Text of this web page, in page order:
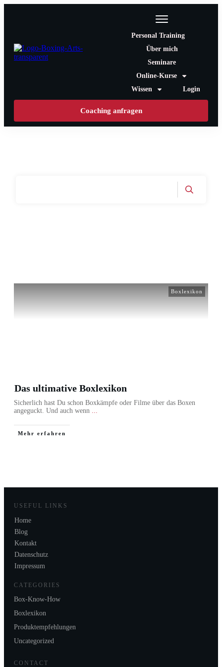
Personal Training
Über mich
Seminare
Online-Kurse
Wissen
Login
Coaching anfragen
Boxlexikon
Das ultimative Boxlexikon
Sicherlich hast Du schon Boxkämpfe oder Filme über das Boxen
angeguckt. Und auch wenn ...
Mehr erfahren
USEFUL LINKS
Home
Blog
Kontakt
Datenschutz
Impressum
CATEGORIES
Box-Know-How
Boxlexikon
Produktempfehlungen
Uncategorized
CONTACT